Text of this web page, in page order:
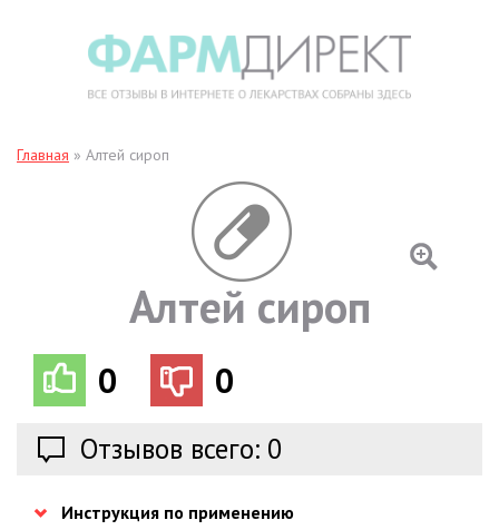
Главная » Алтей сироп
Алтей сироп
0 0
Отзывов всего: 0
Инструкция по применению